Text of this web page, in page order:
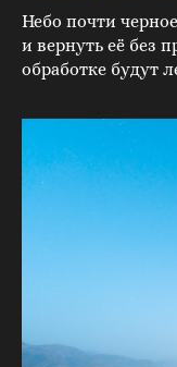
Небо почти
и вернуть её без
обработке будут